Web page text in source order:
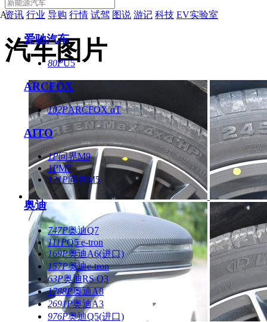
资讯 行业 导购 行情 试驾 图说 游记 科技 EV实验室
汽车图片
A
爱驰汽车
80PU5
ARCFOX
102PARCFOX αT
AITO
1P问界M9
1PM7
121P问界M5
奥迪
747P奥迪Q7
111PQ5 e-tron
169P奥迪A6(进口)
157P奥迪e-tron
63P奥迪RS Q3
1788P奥迪A8
2691P奥迪A3
976P奥迪Q5(进口)